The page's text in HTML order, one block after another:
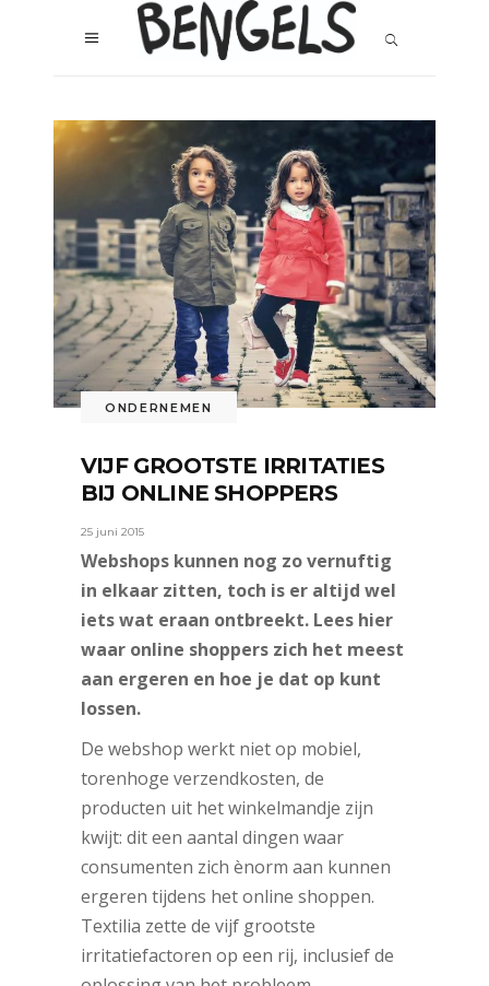
ONDERNEMEN
VIJF GROOTSTE IRRITATIES
BIJ ONLINE SHOPPERS
25 juni 2015
Webshops kunnen nog zo vernuftig
in elkaar zitten, toch is er altijd wel
iets wat eraan ontbreekt. Lees hier
waar online shoppers zich het meest
aan ergeren en hoe je dat op kunt
lossen.
De webshop werkt niet op mobiel,
torenhoge verzendkosten, de
producten uit het winkelmandje zijn
kwijt: dit een aantal dingen waar
consumenten zich ènorm aan kunnen
ergeren tijdens het online shoppen.
Textilia zette de vijf grootste
irritatiefactoren op een rij, inclusief de